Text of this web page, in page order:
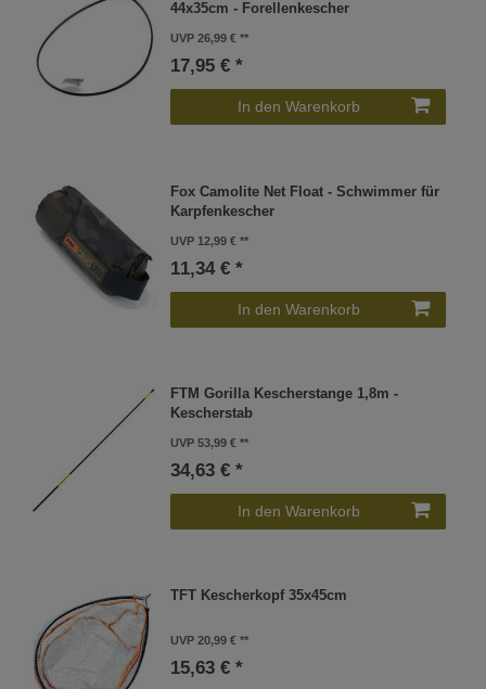
44x35cm - Forellenkescher
UVP 26,99 €
17,95 € *
In den Warenkorb
Fox Camolite Net Float - Schwimmer für
Karpfenkescher
UVP 12,99 €
11,34 € *
In den Warenkorb
FTM Gorilla Kescherstange 1,8m -
Kescherstab
UVP 53,99 €
34,63 € *
In den Warenkorb
TFT Kescherkopf 35x45cm
UVP 20,99 €
15,63 € *